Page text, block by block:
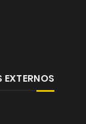
EXTERNOS